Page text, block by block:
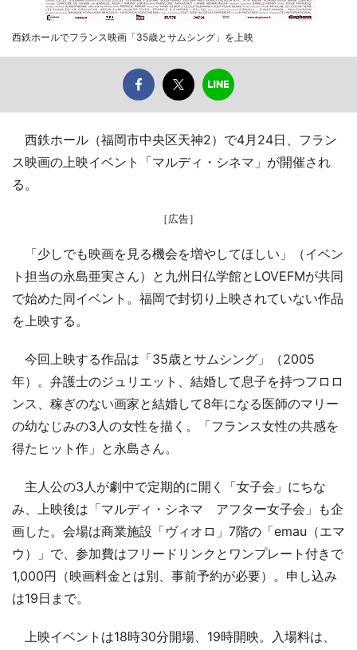
西鉄ホールでフランス映画「35歳とサムシング」を上映
西鉄ホール（福岡市中央区天神2）で4月24日、フラン
ス映画の上映イベント「マルディ・シネマ」が開催され
る。
［広告］
「少しでも映画を見る機会を増やしてほしい」（イベン
ト担当の永島亜実さん）と九州日仏学館とLOVEFMが共同
で始めた同イベント。福岡で封切り上映されていない作品
を上映する。
今回上映する作品は「35歳とサムシング」（2005
年）。弁護士のジュリエット、結婚して息子を持つフロロ
ンス、稼ぎのない画家と結婚して8年になる医師のマリー
の幼なじみの3人の女性を描く。「フランス女性の共感を
得たヒット作」と永島さん。
主人公の3人が劇中で定期的に開く「女子会」にちな
み、上映後は「マルディ・シネマ アフター女子会」も企
画した。会場は商業施設「ヴィオロ」7階の「emau（エマ
ウ）」で、参加費はフリードリンクとワンプレート付きで
1,000円（映画料金とは別、事前予約が必要）。申し込み
は19日まで。
上映イベントは18時30分開場、19時開映。入場料は、